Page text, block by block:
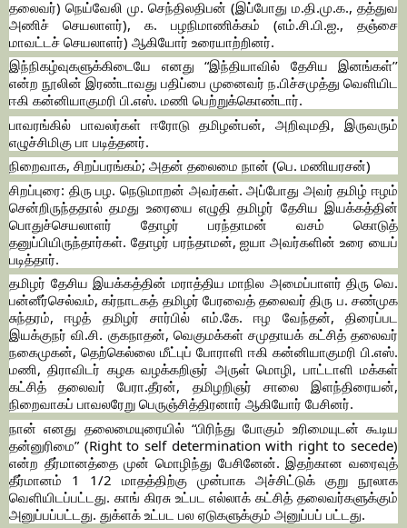
தலைவர்) நெய்வேலி மு. செந்திலதிபன் (இப்போது ம.தி.மு.க., தத்துவ
அணிச் செயலாளர்), க. பழநிமாணிக்கம் (எம்.சி.பி.ஐ., தஞ்சை
மாவட்டச் செயலாளர்) ஆகியோர் உரையாற்றினர்.
இந்நிகழ்வுகளுக்கிடையே எனது “இந்தியாவில் தேசிய இனங்கள்’’
என்ற நூலின் இரண்டாவது பதிப்பை முனைவர் ந.பிச்சமுத்து வெளியிட
ஈகி கன்னியாகுமரி பி.எஸ். மணி பெற்றுக்கொண்டார்.
பாவரங்கில் பாவலர்கள் ஈரோடு தமிழன்பன், அறிவுமதி, இருவரும்
எழுச்சிமிகு பா படித்தனர்.
நிறைவாக, சிறப்பரங்கம்; அதன் தலைமை நான் (பெ. மணியரசன்)
சிறப்புரை: திரு பழ. நெடுமாறன் அவர்கள். அப்போது அவர் தமிழ் ஈழம்
சென்றிருந்ததால் தமது உரையை எழுதி தமிழர் தேசிய இயக்கத்தின்
பொதுச்செயலாளர் தோழர் பரந்தாமன் வசம் கொடுத்
தனுப்பியிருந்தார்கள். தோழர் பரந்தாமன், ஐயா அவர்களின் உரை யைப்
படித்தார்.
தமிழர் தேசிய இயக்கத்தின் மராத்திய மாநில அமைப்பாளர் திரு வெ.
பன்னீர்செல்வம், கர்நாடகத் தமிழர் பேரவைத் தலைவர் திரு ப. சண்முக
சுந்தரம், ஈழத் தமிழர் சார்பில் எம்.கே. ஈழ வேந்தன், திரைப்பட
இயக்குநர் வி.சி. குகநாதன், வெகுமக்கள் சமுதாயக் கட்சித் தலைவர்
நகைமுகன், தெற்கெல்லை மீட்புப் போராளி ஈகி கன்னியாகுமரி பி.எஸ்.
மணி, திராவிடர் கழக வழக்கறிஞர் அருள் மொழி, பாட்டாளி மக்கள்
கட்சித் தலைவர் பேரா.தீரன், தமிழறிஞர் சாலை இளந்திரையன்,
நிறைவாகப் பாவலரேறு பெருஞ்சித்திரனார் ஆகியோர் பேசினர்.
நான் எனது தலைமையுரையில் “பிரிந்து போகும் உரிமையுடன் கூடிய
தன்னுரிமை” (Right to self determination with right to secede)
என்ற தீர்மானத்தை முன் மொழிந்து பேசினேன். இதற்கான வரைவுத்
தீர்மானம் 1 1/2 மாதத்திற்கு முன்பாக அச்சிட்டுக் குறு நூலாக
வெளியிடப்பட்டது. காங் கிரசு உட்பட எல்லாக் கட்சித் தலைவர்களுக்கும்
அனுப்பப்பட்டது. துக்ளக் உட்பட பல ஏடுகளுக்கும் அனுப்பப் பட்டது.